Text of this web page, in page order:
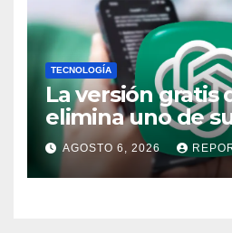
TECNOLOGÍA
La versión gratis
elimina uno de
más pedidos y
útil
AGOSTO 6, 2026